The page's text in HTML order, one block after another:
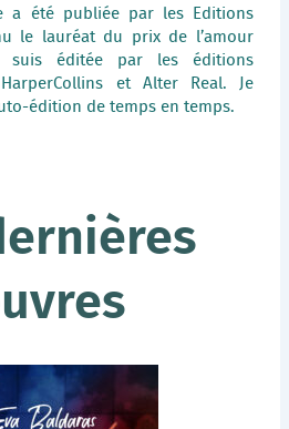
a été publiée par les Editions
le lauréat du prix de l’amour
suis éditée par les éditions
et Alter Real. Je
édition de temps en temps.